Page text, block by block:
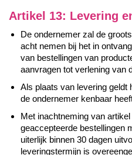
Artikel 13: Levering
De ondernemer zal de
acht nemen bij het in
van bestellingen van
aanvragen tot verlening van
Als plaats van levering geldt
de ondernemer kenbaar
Met inachtneming van
geaccepteerde bestellingen
uiterlijk binnen 30 dagen
leveringstermijn is